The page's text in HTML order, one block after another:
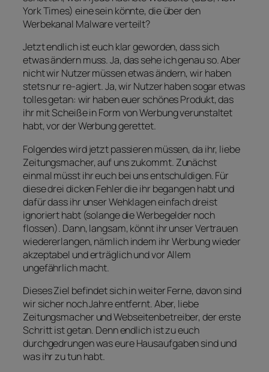
York Times) eine sein könnte, die über den
Werbekanal Malware verteilt?
Jetzt endlich ist euch klar geworden, dass sich
etwas ändern muss. Ja, das sehe ich genau so. Aber
nicht wir Nutzer müssen etwas ändern, wir haben
stets nur re-agiert. Ja, wir Nutzer haben sogar etwas
tolles getan: wir haben euer schönes Produkt, das
ihr mit Scheiße in Form von Werbung verunstaltet
habt, vor der Werbung gerettet.
Folgendes wird jetzt passieren müssen, da ihr, liebe
Zeitungsmacher, auf uns zukommt. Zunächst
einmal müsst ihr euch bei uns entschuldigen. Für
diese drei dicken Fehler die ihr begangen habt und
dafür dass ihr unser Wehklagen einfach dreist
ignoriert habt (solange die Werbegelder noch
flossen). Dann, langsam, könnt ihr unser Vertrauen
wiedererlangen, nämlich indem ihr Werbung wieder
akzeptabel und erträglich und vor Allem
ungefährlich macht.
Dieses Ziel befindet sich in weiter Ferne, davon sind
wir sicher noch Jahre entfernt. Aber, liebe
Zeitungsmacher und Webseitenbetreiber, der erste
Schritt ist getan. Denn endlich ist zu euch
durchgedrungen was eure Hausaufgaben sind und
was ihr zu tun habt.